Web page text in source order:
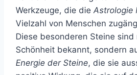
Werkzeuge, die die Astrologie
Vielzahl von Menschen
Diese besonderen Steine
Schönheit bekannt, sondern
Energie der Steine, die sie